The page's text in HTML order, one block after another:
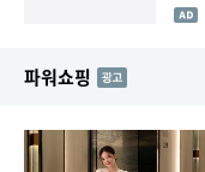
파워쇼핑 AD